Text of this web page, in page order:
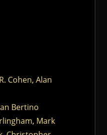
Cohen, Alan
Bertino
Mark